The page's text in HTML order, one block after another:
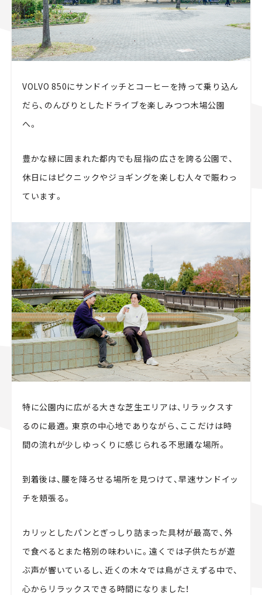
VOLVO 850にサンドイッチとコーヒーを持って乗り込ん
だら、のんびりとしたドライブを楽しみつつ木場公園
へ。
豊かな緑に囲まれた都内でも屈指の広さを誇る公園で、
休日にはピクニックやジョギングを楽しむ人々で賑わっ
ています。
特に公園内に広がる大きな芝生エリアは、リラックスす
るのに最適。東京の中心地でありながら、ここだけは時
間の流れが少しゆっくりに感じられる不思議な場所。
到着後は、腰を降ろせる場所を見つけて、早速サンドイッ
チを頬張る。
カリッとしたパンとぎっしり詰まった具材が最高で、外
で食べるとまた格別の味わいに。遠くでは子供たちが遊
ぶ声が響いているし、近くの木々では鳥がさえずる中で、
心からリラックスできる時間になりました！